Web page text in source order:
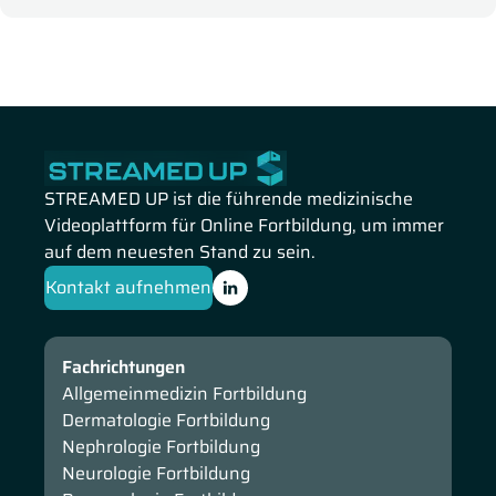
Prof. Germeyer auf die Auswirkungen von intramuralen
Ergebnis einer IVF-Behandlung.
STREAMED UP ist die führende medizinische
Videoplattform für Online Fortbildung, um immer
auf dem neuesten Stand zu sein.
Kontakt aufnehmen
Fachrichtungen
Allgemeinmedizin Fortbildung
Dermatologie Fortbildung
Nephrologie Fortbildung
Neurologie Fortbildung